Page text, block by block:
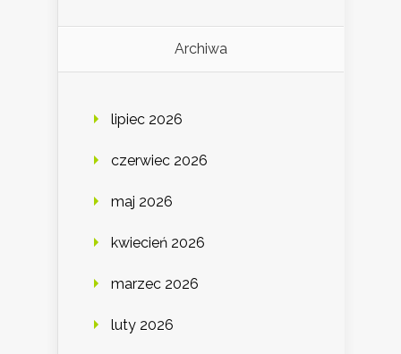
Archiwa
lipiec 2026
czerwiec 2026
maj 2026
kwiecień 2026
marzec 2026
luty 2026